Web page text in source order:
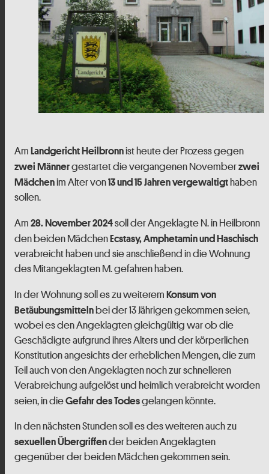
Am Landgericht Heilbronnist heute der Prozess gegen
zwei Männergestartet die vergangenen Novemberzwei
Mädchenim Alter von13 und 15 Jahrenvergewaltigthaben
sollen.
Am 28. November 2024soll der Angeklagte N. in Heilbronn
den beiden MädchenEcstasy, Amphetamin und Haschisch
verabreicht haben und sie anschließend in die Wohnung
des Mitangeklagten M. gefahren haben.
In der Wohnung soll es zu weiterem Konsum von
Betäubungsmittelnbei der 13 Jährigen gekommen seien,
wobei es den Angeklagten gleichgültig war ob die
Geschädigte aufgrund ihres Alters und der körperlichen
Konstitution angesichts der erheblichen Mengen, die zum
Teil auch von den Angeklagten noch zur schnelleren
Verabreichung aufgelöst und heimlich verabreicht worden
seien, in dieGefahr des Todesgelangen könnte.
In den nächsten Stunden soll es des weiteren auch zu
sexuellen Übergriffender beiden Angeklagten
gegenüber der beiden Mädchen gekommen sein.